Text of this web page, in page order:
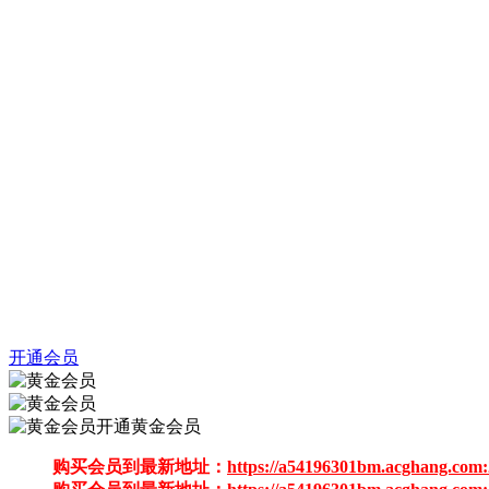
开通会员
开通黄金会员
购买会员到最新地址： https://